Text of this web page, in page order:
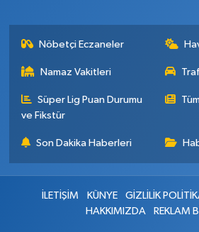
Nöbetçi Eczaneler
Namaz Vakitleri
Süper Lig Puan Durumu
ve Fikstür
Son Dakika Haberleri
İLETİŞİM KÜNYE GİZLİLİK
HAKKIMIZDA
REKLAM